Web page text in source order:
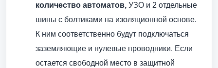
количество автоматов, УЗО и 2 отдельные
шины с болтиками на изоляционной основе.
К ним соответственно будут подключаться
заземляющие и нулевые проводники. Если
остается свободной место в защитной